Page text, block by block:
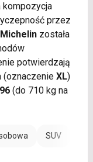
kompozycja
przez
Michelinzostała
potwierdzają
(oznaczenie XL)
96(do 710 kg na
SUV